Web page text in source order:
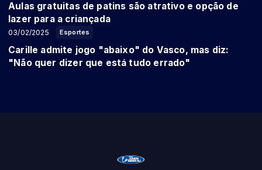
Aulas gratuitas de patins são atrativo e opção de
lazer para a criançada
Esportes
03/02/2025
Carille admite jogo "abaixo" do Vasco, mas diz:
"Não quer dizer que está tudo errado"